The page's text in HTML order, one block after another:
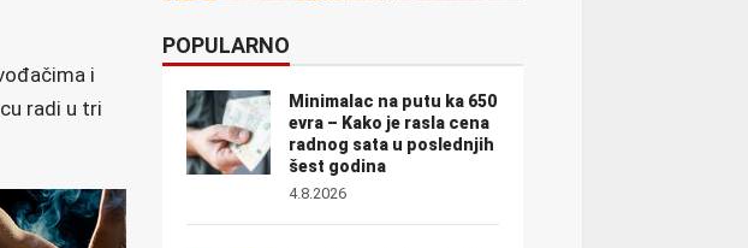
i
radi u tri
POPULARNO
Minimalac na putu ka 650
evra – Kako je rasla cena
radnog sata u poslednjih
šest godina
4.8.2026